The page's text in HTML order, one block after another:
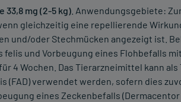
mg (2-5 kg) . Anwendungsgebiete:
gleichzeitig eine repellierende
und/oder Stechmücken angezeigt ist.
und Vorbeugung eines Flohbefalls
4 Wochen. Das Tierarzneimittel kann als
verwendet werden, sofern dies
eines Zeckenbefalls